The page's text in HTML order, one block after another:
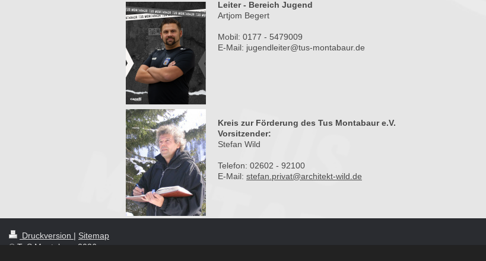
Leiter - Bereich Jugend
Artjom Begert
Mobil: 0177 - 5479009
E-Mail: jugendleiter@tus-montabaur.de
Kreis zur Förderung des Tus Montabaur e.V.
Vorsitzender:
Stefan Wild
Telefon: 02602 - 92100
E-Mail: stefan.privat@architekt-wild.de
Druckversion | Sitemap
© TuS Montabaur 2026